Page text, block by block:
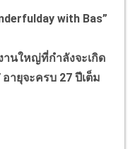
with Bas”
นใหญ่ที่กำลังจะเกิด
อายุจะครบ 27 ปีเต็ม